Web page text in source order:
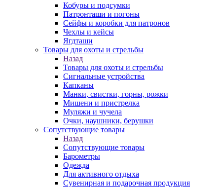
Кобуры и подсумки
Патронташи и погоны
Сейфы и коробки для патронов
Чехлы и кейсы
Ягдташи
Товары для охоты и стрельбы
Назад
Товары для охоты и стрельбы
Сигнальные устройства
Капканы
Манки, свистки, горны, рожки
Мишени и пристрелка
Муляжи и чучела
Очки, наушники, берушки
Сопутствующие товары
Назад
Сопутствующие товары
Барометры
Одежда
Для активного отдыха
Сувенирная и подарочная продукция